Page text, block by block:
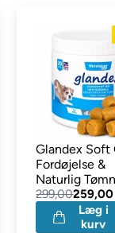
Glandex Soft
Fordøjelse &
Naturlig
Måsen 30stk
299,00259,00
Læg i
kurv